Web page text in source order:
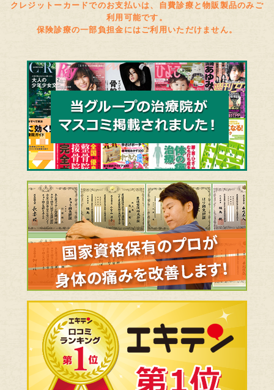
クレジットーカードでのお支払いは、自費診療と物販製品のみご
利用可能です。
保険診療の一部負担金にはご利用いただけません。